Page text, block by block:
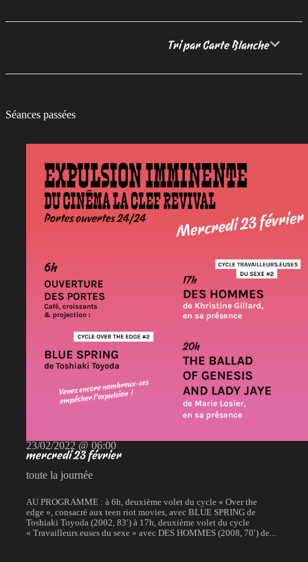
Tri par Carte Blanche
Séances passées
23/02/2022 @ 06:00
mercredi 23 février
toute la journée
AU PROGRAMME : à 6h, deuxième volet du cycle « Over the
edge », consacré aux teen riot movies, avec BLUE SPRING de
Toshiaki Toyoda (2002, 83′) à 17h, deuxième volet du cycle
« Travailleurs.euses du sexe » avec DES HOMMES (2008, 70′) de...